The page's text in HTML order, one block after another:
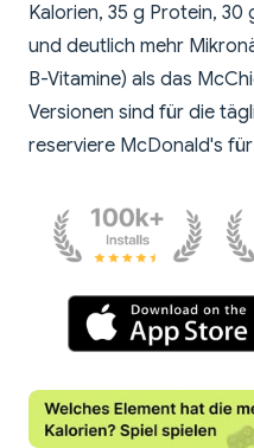
Kalorien, 35 g Protein,
und deutlich mehr
B-Vitamine) als das
Versionen sind für die
reserviere McDonald's